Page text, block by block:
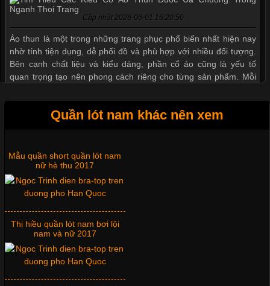
Cập nhật 2026-06-01 16:20:50
Áo thun là một trong những trang phục phổ biến nhất hiện nay
nhờ tính tiện dụng, dễ phối đồ và phù hợp với nhiều đối tượng.
Bên cạnh chất liệu và kiểu dáng, phần cổ áo cũng là yếu tố
quan trọng tạo nên phong cách riêng cho từng sản phẩm. Mỗi
Những Mẫu Áo Thun Đồng Phục Công Ty Được Ưa
Trong môi trường kinh doanh hiện đại, việc xây dựng hình ảnh
chuyên nghiệp đóng vai trò quan trọng đối với sự phát triển của
doanh nghiệp. Một trong những giải pháp hiệu quả được nhiều
đơn vị lựa chọn hiện nay là sử dụng áo thun đồng phục công ty.
Quần lót nam khác nên xem
Mẫu quần short quần lót nam
nữ hè thu 2017
Thị hiều quần lót nam bơi lội
nam và nữ 2017